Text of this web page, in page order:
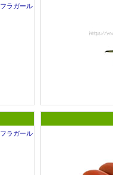
フラガール
フラガール